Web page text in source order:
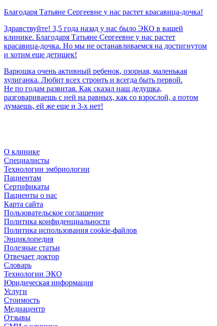
Благодаря Татьяне Сергеевне у нас растет красавица-дочка!
Здравствуйте! 3,5 года назад у нас было ЭКО в вашей
клинике. Благодаря Татьяне Сергеевне у нас растет
красавица-дочка. Но мы не останавливаемся на достигнутом
и хотим еще детишек!
Варюшка очень активный ребенок, озорная, маленькая
хулиганка. Любит всех строить и всегда быть первой.
Не по годам развитая. Как сказал наш дедушка,
разговариваешь с ней на равных, как со взрослой, а потом
думаешь, ей же еще и 3-х нет!
О клинике
Специалисты
Технологии эмбриологии
Пациентам
Сертификаты
Пациенты о нас
Карта сайта
Пользовательское соглашение
Политика конфиденциальности
Политика использования cookie-файлов
Энциклопедия
Полезные статьи
Отвечает доктор
Словарь
Технологии ЭКО
Юридическая информация
Услуги
Стоимость
Медиацентр
Отзывы